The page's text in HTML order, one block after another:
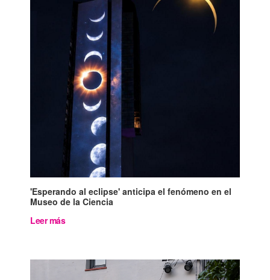
'Esperando al eclipse' anticipa el fenómeno en el
Museo de la Ciencia
Leer más